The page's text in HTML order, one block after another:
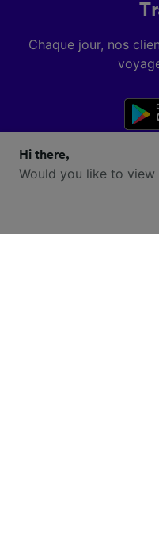
Chaque jour, nos
Hi there,
Would you like to view